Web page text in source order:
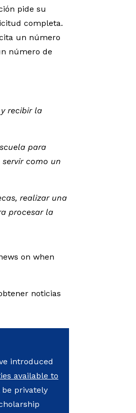
pide su
completa.
un número
número de
recibir la
para
como un
realizar una
procesar la
on when
noticias
introduced
available to
be privately